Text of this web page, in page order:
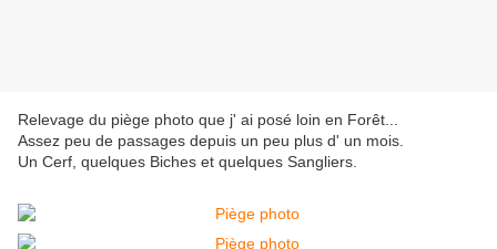
Relevage du piège photo que j' ai posé loin en Forêt...
Assez peu de passages depuis un peu plus d' un mois.
Un Cerf, quelques Biches et quelques Sangliers.